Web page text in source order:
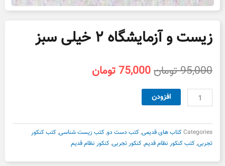
زیست و آزمایشگاه ۲ خیلی سبز
95,000تومانقیمت
بود.
75,000تومان
زیست
و
۲
خیلی
سبز
عدد
افزودن
Categoriesکتاب های قدیمی,کتب دست دو,کتب زیست شناسی,کتب کنکور
تجربی,کتب کنکور نظام قدیم,کنکور تجربی,کنکور نظام قدیم